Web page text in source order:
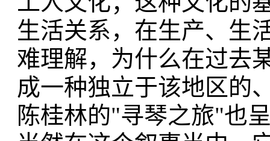
生活关系，在生产、生
难理解，为什么在过去
成一种独立于该地区的
陈桂林的"寻琴之旅"也